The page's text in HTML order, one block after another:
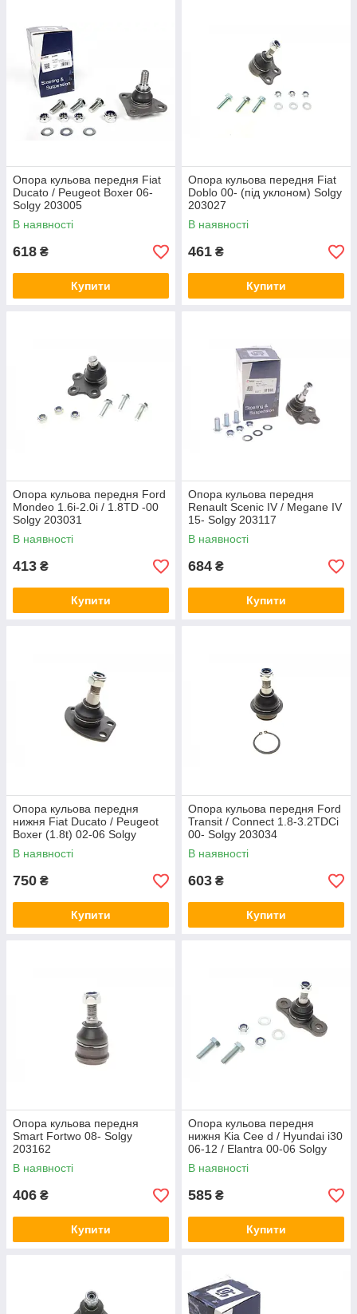
Опора кульова передня Fiat
Ducato / Peugeot Boxer 06-
Solgy 203005
В наявності
618 ₴
Купити
Опора кульова передня Fiat
Doblo 00- (під уклоном) Solgy
203027
В наявності
461 ₴
Купити
Опора кульова передня Ford
Mondeo 1.6i-2.0i / 1.8TD -00
Solgy 203031
В наявності
413 ₴
Купити
Опора кульова передня
Renault Scenic IV / Megane IV
15- Solgy 203117
В наявності
684 ₴
Купити
Опора кульова передня
нижня Fiat Ducato / Peugeot
Boxer (1.8t) 02-06 Solgy
203061
В наявності
750 ₴
Купити
Опора кульова передня Ford
Transit / Connect 1.8-3.2TDCi
00- Solgy 203034
В наявності
603 ₴
Купити
Опора кульова передня
Smart Fortwo 08- Solgy
203162
В наявності
406 ₴
Купити
Опора кульова передня
нижня Kia Cee d / Hyundai i30
06-12 / Elantra 00-06 Solgy
203100
В наявності
585 ₴
Купити